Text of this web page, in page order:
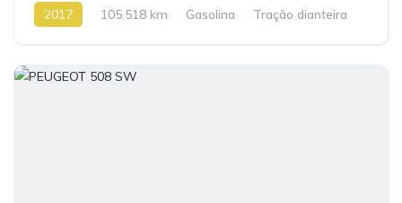
2017 105.518 km Gasolina Tração dianteira